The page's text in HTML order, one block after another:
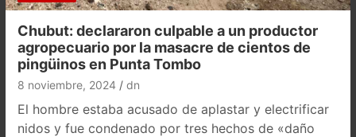
Chubut: declararon culpable a un productor
agropecuario por la masacre de cientos de
pingüinos en Punta Tombo
8 noviembre, 2024 dn
El hombre estaba acusado de aplastar y electrificar
nidos y fue condenado por tres hechos de «daño